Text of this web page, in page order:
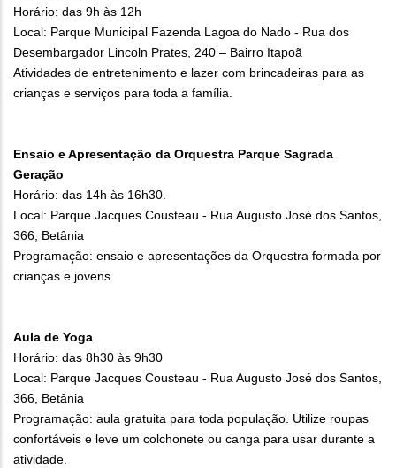
Horário: das 9h às 12h
Local: Parque Municipal Fazenda Lagoa do Nado - Rua dos
Desembargador Lincoln Prates, 240 – Bairro Itapoã
Atividades de entretenimento e lazer com brincadeiras para as
crianças e serviços para toda a família.
Ensaio e Apresentação da Orquestra Parque Sagrada
Geração
Horário: das 14h às 16h30.
Local: Parque Jacques Cousteau - Rua Augusto José dos Santos,
366, Betânia
Programação: ensaio e apresentações da Orquestra formada por
crianças e jovens.
Aula de Yoga
Horário: das 8h30 às 9h30
Local: Parque Jacques Cousteau - Rua Augusto José dos Santos,
366, Betânia
Programação: aula gratuita para toda população. Utilize roupas
confortáveis e leve um colchonete ou canga para usar durante a
atividade.